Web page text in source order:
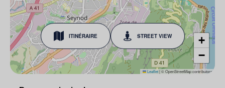
ITINÉRAIRE STREET VIEW
+
−
Leaflet|© OpenStreetMap contributors